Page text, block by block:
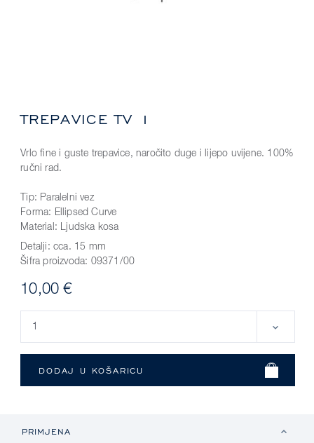
TREPAVICE TV 1
Vrlo fine i guste trepavice, naročito duge i lijepo uvijene. 100%
ručni rad.
Tip: Paralelni vez
Forma: Ellipsed Curve
Material: Ljudska kosa
Detalji: cca. 15 mm
Šifra proizvoda: 09371/00
10,00 €
PRIMJENA